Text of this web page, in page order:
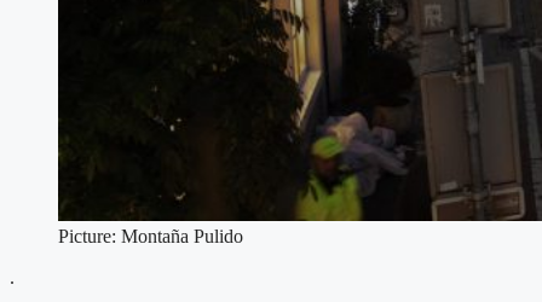
Picture: Montaña Pulido
.